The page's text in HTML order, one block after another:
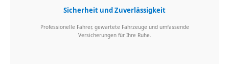
Sicherheit und Zuverlässigkeit
Professionelle Fahrer, gewartete Fahrzeuge und umfassende
Versicherungen für Ihre Ruhe.